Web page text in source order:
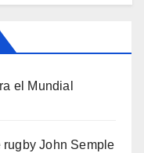
el Mundial
John Semple